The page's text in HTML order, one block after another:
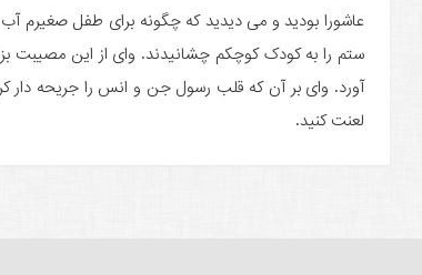
عاشورا بودید و مى دیدید که چگونه براى طفل صغیرم آب
ستم را به کودک کوچکم چشانیدند. واى از این مصیبت
آورد. واى بر آن که قلب رسول جن و انس را جریحه دار
لعنت کنید.